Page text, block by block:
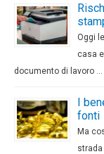
Oggi
casa
documento di lavoro …
I
fonti
Ma
strada